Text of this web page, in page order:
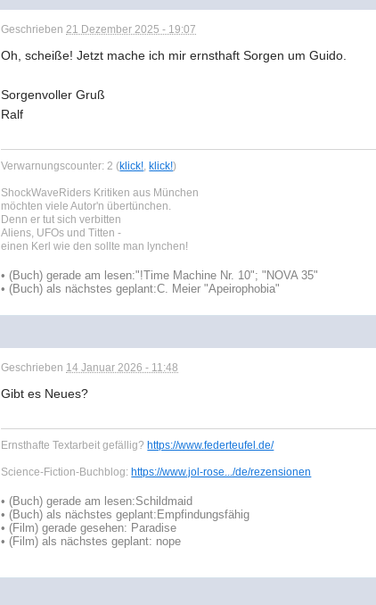
Geschrieben21 Dezember 2025 - 19:07
Oh, scheiße! Jetzt mache ich mir ernsthaft Sorgen um Guido.
Sorgenvoller Gruß
Ralf
Verwarnungscounter: 2 (klick! ,klick!)
ShockWaveRiders Kritiken aus München
möchten viele Autor'n übertünchen.
Denn er tut sich verbitten
Aliens, UFOs und Titten -
einen Kerl wie den sollte man lynchen!
• (Buch) gerade am lesen:"!Time Machine Nr. 10"; "NOVA 35"
• (Buch) als nächstes geplant:C. Meier "Apeirophobia"
Geschrieben 14 Januar 2026 - 11:48
Gibt es Neues?
Ernsthafte Textarbeit gefällig?https://www.federteufel.de/
Science-Fiction-Buchblog:https://www.jol-rose.../de/rezensionen
• (Buch) gerade am lesen:Schildmaid
• (Buch) als nächstes geplant: Empfindungsfähig
• (Film) gerade gesehen: Paradise
• (Film) als nächstes geplant: nope